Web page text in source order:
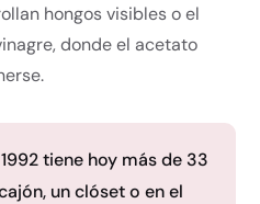
hongos visibles o el
donde el acetato
tiene hoy más de 33
un clóset o en el